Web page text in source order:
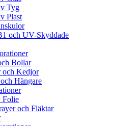
Tyg
Plast
och UV-Skyddade
Bollar
och Kedjor
Hängare
Folie
och Fläktar